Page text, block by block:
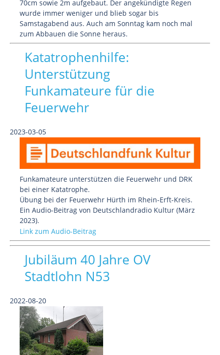
70cm sowie 2m aufgebaut. Der angekündigte Regen
wurde immer weniger und blieb sogar bis
Samstagabend aus. Auch am Sonntag kam noch mal
zum Abbauen die Sonne heraus.
Katatrophenhilfe:
Unterstützung
Funkamateure für die
Feuerwehr
2023-03-05
Funkamateure unterstützen die Feuerwehr und DRK
bei einer Katatrophe.
Übung bei der Feuerwehr Hürth im Rhein-Erft-Kreis.
Ein Audio-Beitrag von Deutschlandradio Kultur (März
2023).
Link zum Audio-Beitrag
Jubiläum 40 Jahre OV
Stadtlohn N53
2022-08-20